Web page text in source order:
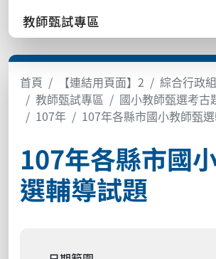
教師甄試專區
首頁 【連結用頁面】2
綜合行政組
教師甄試專區
國小教師甄選考古
107年
107年各縣市國小教師甄
107年各縣市國
選輔導試題